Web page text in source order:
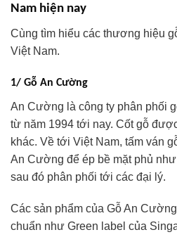
Nam hiện nay
Cùng tìm hiểu các thương hiệu
Việt Nam.
1/ Gỗ An Cường
An Cường là công ty phân phối
từ năm 1994 tới nay. Cốt gỗ
khác. Về tới Việt Nam, tấm ván
An Cường để ép bề mặt phủ
sau đó phân phối tới các đại lý.
Các sản phẩm của Gỗ An
chuẩn như Green label của